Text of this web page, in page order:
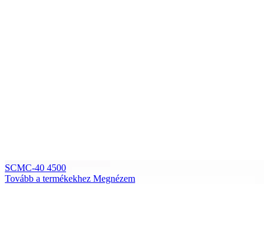
SCMC-40 4500
Tovább a termékekhez Megnézem